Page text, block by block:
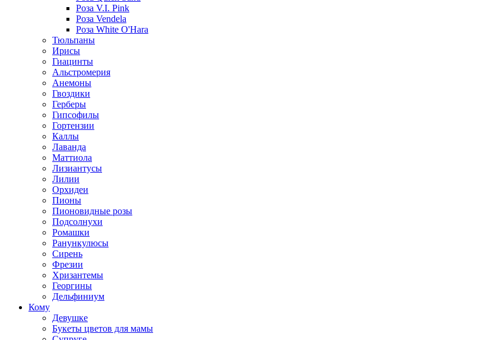
Роза V.I. Pink
Роза Vendela
Роза White O'Hara
Тюльпаны
Ирисы
Гиацинты
Альстромерия
Анемоны
Гвоздики
Герберы
Гипсофилы
Гортензии
Каллы
Лаванда
Маттиола
Лизиантусы
Лилии
Орхидеи
Пионы
Пионовидные розы
Подсолнухи
Ромашки
Ранункулюсы
Сирень
Фрезии
Хризантемы
Георгины
Дельфиниум
Кому
Девушке
Букеты цветов для мамы